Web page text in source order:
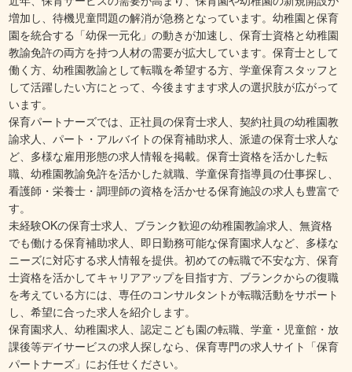
増加し、待機児童問題の解消が急務となっています。幼稚園と保育
園を統合する「幼保一元化」の動きが加速し、保育士資格と幼稚園
教諭免許の両方を持つ人材の需要が拡大しています。保育士として
働く方、幼稚園教諭として転職を希望する方、学童保育スタッフと
して活躍したい方にとって、今後ますます求人の選択肢が広がって
います。
保育パートナーズでは、正社員の保育士求人、契約社員の幼稚園教
諭求人、パート・アルバイトの保育補助求人、派遣の保育士求人な
ど、多様な雇用形態の求人情報を掲載。保育士資格を活かした転
職、幼稚園教諭免許を活かした就職、学童保育指導員の仕事探し、
看護師・栄養士・調理師の資格を活かせる保育施設の求人も豊富で
す。
未経験OKの保育士求人、ブランク歓迎の幼稚園教諭求人、無資格
でも働ける保育補助求人、即日勤務可能な保育園求人など、多様な
ニーズに対応する求人情報を提供。初めての転職で不安な方、保育
士資格を活かしてキャリアアップを目指す方、ブランクからの復職
を考えている方には、専任のコンサルタントが転職活動をサポート
し、希望に合った求人を紹介します。
保育園求人、幼稚園求人、認定こども園の転職、学童・児童館・放
課後等デイサービスの求人探しなら、保育専門の求人サイト「保育
パートナーズ」にお任せください。